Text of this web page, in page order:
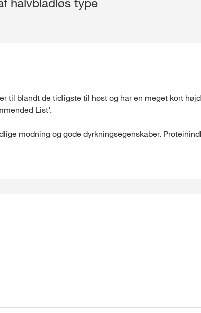
halvbladløs type
til blandt de tidligste til høst og har en meget kort
List’.
modning og gode dyrkningsegenskaber.